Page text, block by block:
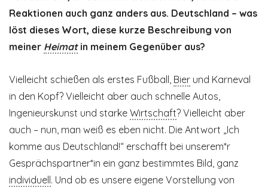
Reaktionen auch ganz anders aus. Deutschland – was
löst dieses Wort, diese kurze Beschreibung von
meiner Heimatin meinem Gegenüber aus?
Vielleicht schießen als erstes Fußball, Bier und Karneval
in den Kopf? Vielleicht aber auch schnelle Autos,
Ingenieurskunst und starke Wirtschaft? Vielleicht aber
auch – nun, man weiß es eben nicht. Die Antwort „Ich
komme aus Deutschland!“ erschafft bei unserem*r
Gesprächspartner*in ein ganz bestimmtes Bild, ganz
individuell. Und ob es unsere eigene Vorstellung von